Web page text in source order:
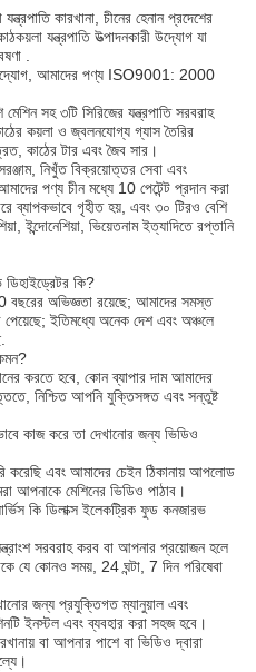
কারখানা, চীনের হেনান প্রদেশের
যন্ত্রপাতি উত্পাদনকারী উদ্যোগ যা
.
আমাদের পণ্য ISO9001: 2000
সহ ৩টি সিরিজের যন্ত্রপাতি সরবরাহ
কয়লা ও জ্বলনযোগ্য গ্যাস তৈরির
কাঠের টার এবং জৈব সার।
নিখুঁত বিক্রয়োত্তর সেবা এবং
পণ্য চীন মধ্যে 10 পেটেন্ট প্রদান করা
ব্যাপকভাবে গৃহীত হয়, এবং ৩০ টিরও বেশি
ইন্দোনেশিয়া, ভিয়েতনাম ইত্যাদিতে রপ্তানি
কি?
বছরের অভিজ্ঞতা রয়েছে; আমাদের সমস্ত
ইতিমধ্যে অনেক দেশ এবং অঞ্চলে
করতে হবে, কোন ব্যাপার দাম আমাদের
নিশ্চিত আপনি যুক্তিসঙ্গত এবং সন্তুষ্ট
কাজ করে তা দেখানোর জন্য ভিডিও
করেছি এবং আমাদের চেইন ঠিকানায় আপলোড
আপনাকে মেশিনের ভিডিও পাঠাব।
কি ডিলাক্স ইলেকট্রিক ফুড কনজারভ
সরবরাহ করব বা আপনার প্রয়োজন হলে
যে কোনও সময়, 24 ঘন্টা, 7 দিন পরিষেবা
জন্য প্রযুক্তিগত ম্যানুয়াল এবং
ইনস্টল এবং ব্যবহার করা সহজ হবে।
বা আপনার পাশে বা ভিডিও দ্বারা